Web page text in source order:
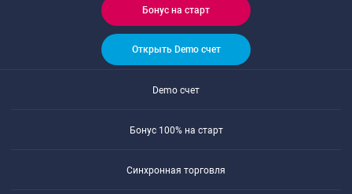
Бонус на старт
Открыть Demo счет
Demo счет
Бонус 100% на старт
Синхронная торговля